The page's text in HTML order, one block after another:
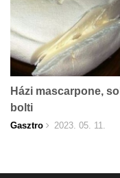
Házi mascarpone,
bolti
Gasztro 2023. 05. 11.